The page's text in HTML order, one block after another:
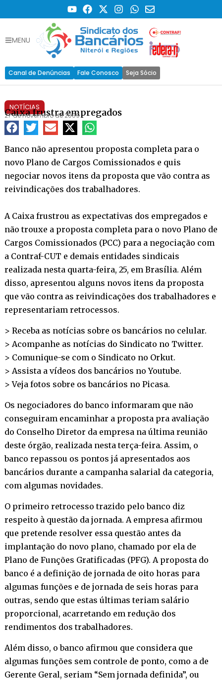
MENU
Canal de Denúncias Fale Conosco Seja Sócio
NOTÍCIAS
Caixa frustra empregados
27 de novembro de 2009
Banco não apresentou proposta completa para o
novo Plano de Cargos Comissionados e quis
negociar novos itens da proposta que vão contra as
reivindicações dos trabalhadores.
A Caixa frustrou as expectativas dos empregados e
não trouxe a proposta completa para o novo Plano de
Cargos Comissionados (PCC) para a negociação com
a Contraf-CUT e demais entidades sindicais
realizada nesta quarta-feira, 25, em Brasília. Além
disso, apresentou alguns novos itens da proposta
que vão contra as reivindicações dos trabalhadores e
representariam retrocessos.
> Receba as notícias sobre os bancários no celular.
> Acompanhe as notícias do Sindicato no Twitter.
> Comunique-se com o Sindicato no Orkut.
> Assista a vídeos dos bancários noYoutube.
> Veja fotos sobre os bancários no Picasa.
Os negociadores do banco informaram que não
conseguiram encaminhar a proposta pra avaliação
do Conselho Diretor da empresa na última reunião
deste órgão, realizada nesta terça-feira. Assim, o
banco repassou os pontos já apresentados aos
bancários durante a campanha salarial da categoria,
com algumas novidades.
O primeiro retrocesso trazido pelo banco diz
respeito à questão da jornada. A empresa afirmou
que pretende resolver essa questão antes da
implantação do novo plano, chamado por ela de
Plano de Funções Gratificadas (PFG). A proposta do
banco é a definição de jornada de oito horas para
algumas funções e de jornada de seis horas para
outras, sendo que estas últimas teriam salário
proporcional, acarretando em redução dos
rendimentos dos trabalhadores.
Além disso, o banco afirmou que considera que
algumas funções sem controle de ponto, como a de
Gerente Geral, seriam “Sem jornada definida”, ou